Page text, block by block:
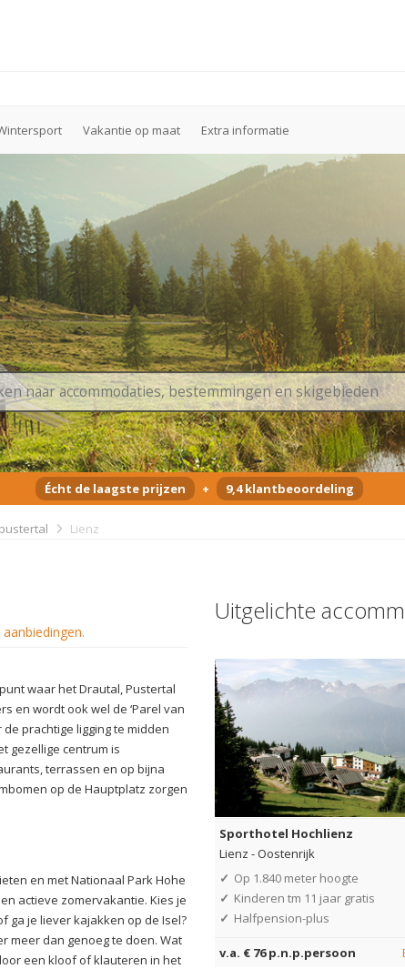
Vakantie op maat Extra informatie
Écht de laagste prijzen + 9,4 klantbeoordeling
Lienz
aanbiedingen.
waar het Drautal, Pustertal
en wordt ook wel de ‘Parel van
prachtige ligging te midden
gezellige centrum is
terrassen en op bijna
op de Hauptplatz zorgen
en met Nationaal Park Hohe
actieve zomervakantie. Kies je
ga je liever kajakken op de Isel?
meer dan genoeg te doen. Wat
een kloof of klauteren in het
Uitgelichte
Sporthotel Hochlienz
Lienz -Oostenrijk
✓ Op 1.840 meter hoogte
✓ Kinderen tm 11 jaar gratis
✓ Halfpension-plus
v.a. € 76 p.n.p.persoon